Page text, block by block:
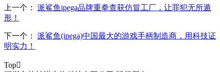
上一个： 派鲨鱼ipega品牌重拳查获仿冒工厂，让罪犯无所遁
形！
下一个： 派鲨鱼(ipega)中国最大的游戏手柄制造商，用科技证
明实力！
Top